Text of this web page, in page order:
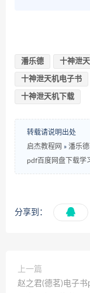
潘乐德 十神泄
十神泄天机电子书
十神泄天机下载
转载请说明出处
启杰教程网 » 潘乐
pdf百度网盘下载学
分享到：
上一篇
赵之君(德茗)电子